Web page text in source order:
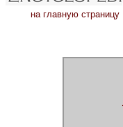
на главную страницу